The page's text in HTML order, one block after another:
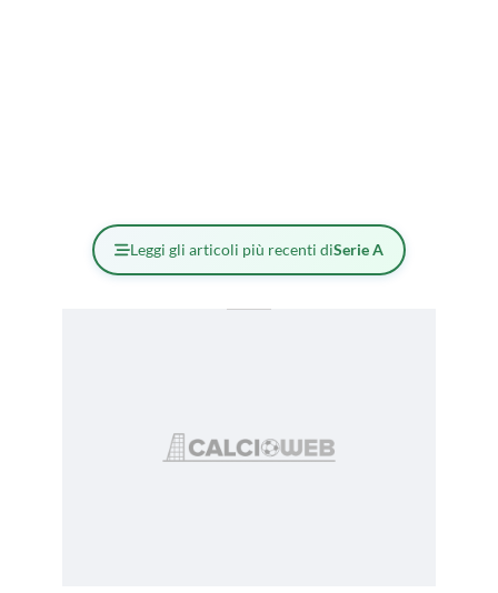
Leggi gli articoli più recenti diSerie A